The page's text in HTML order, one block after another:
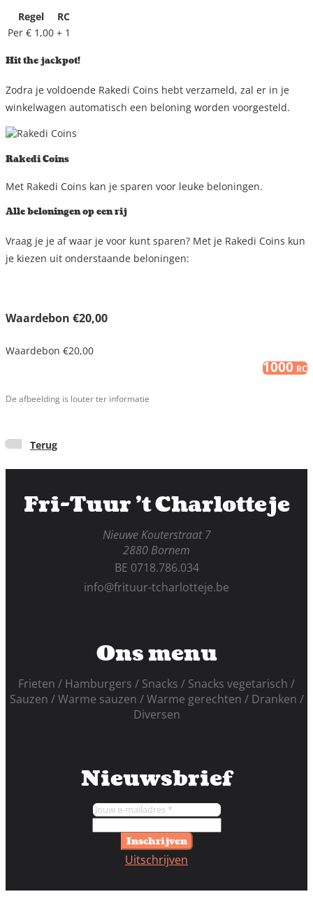
Regel
RC
Per € 1,00 + 1
Hit the jackpot!
Zodra je voldoende Rakedi Coins hebt verzameld, zal er in je
winkelwagen automatisch een beloning worden voorgesteld.
Rakedi Coins
Met Rakedi Coins kan je sparen voor leuke beloningen.
Alle beloningen op een rij
Vraag je je af waar je voor kunt sparen? Met je Rakedi Coins kun
je kiezen uit onderstaande beloningen:
Waardebon €20,00
Waardebon €20,00
1000 RC
De afbeelding is louter ter informatie
Terug
Fri-Tuur 't Charlotteje
Nieuwe Kouterstraat 7
2880 Bornem
BE 0718.786.034
info@frituur-tcharlotteje.be
Ons menu
Frieten Hamburgers Snacks
Snacks vegetarisch
Sauzen
Warme sauzen Warme gerechten
Dranken
Diversen
Nieuwsbrief
Inschrijven
Uitschrijven